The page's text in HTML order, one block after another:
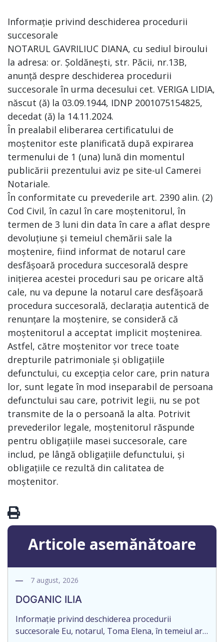
Informație privind deschiderea procedurii
succesorale
NOTARUL GAVRILIUC DIANA, cu sediul biroului
la adresa: or. Șoldănești, str. Păcii, nr.13B,
anunță despre deschiderea procedurii
succesorale în urma decesului cet. VERIGA LIDIA,
născut (ă) la 03.09.1944, IDNP 2001075154825,
decedat (ă) la 14.11.2024.
În prealabil eliberarea certificatului de
moștenitor este planificată după expirarea
termenului de 1 (una) lună din momentul
publicării prezentului aviz pe site-ul Camerei
Notariale.
În conformitate cu prevederile art. 2390 alin. (2)
Cod Civil, în cazul în care moștenitorul, în
termen de 3 luni din data în care a aflat despre
devoluțiune și temeiul chemării sale la
moștenire, fiind informat de notarul care
desfășoară procedura succesorală despre
inițierea acestei proceduri sau pe oricare altă
cale, nu va depune la notarul care desfășoară
procedura succesorală, declarația autentică de
renunțare la moștenire, se consideră că
moștenitorul a acceptat implicit moștenirea.
Astfel, către moștenitor vor trece toate
drepturile patrimoniale și obligațiile
defunctului, cu excepția celor care, prin natura
lor, sunt legate în mod inseparabil de persoana
defunctului sau care, potrivit legii, nu se pot
transmite de la o persoană la alta. Potrivit
prevederilor legale, moștenitorul răspunde
pentru obligațiile masei succesorale, care
includ, pe lângă obligațiile defunctului, și
obligațiile ce rezultă din calitatea de
moștenitor.
Articole asemănătoare
7 august, 2026
DOGANIC ILIA
Informație privind deschiderea procedurii
succesorale Eu, notarul, Toma Elena, în temeiul art.